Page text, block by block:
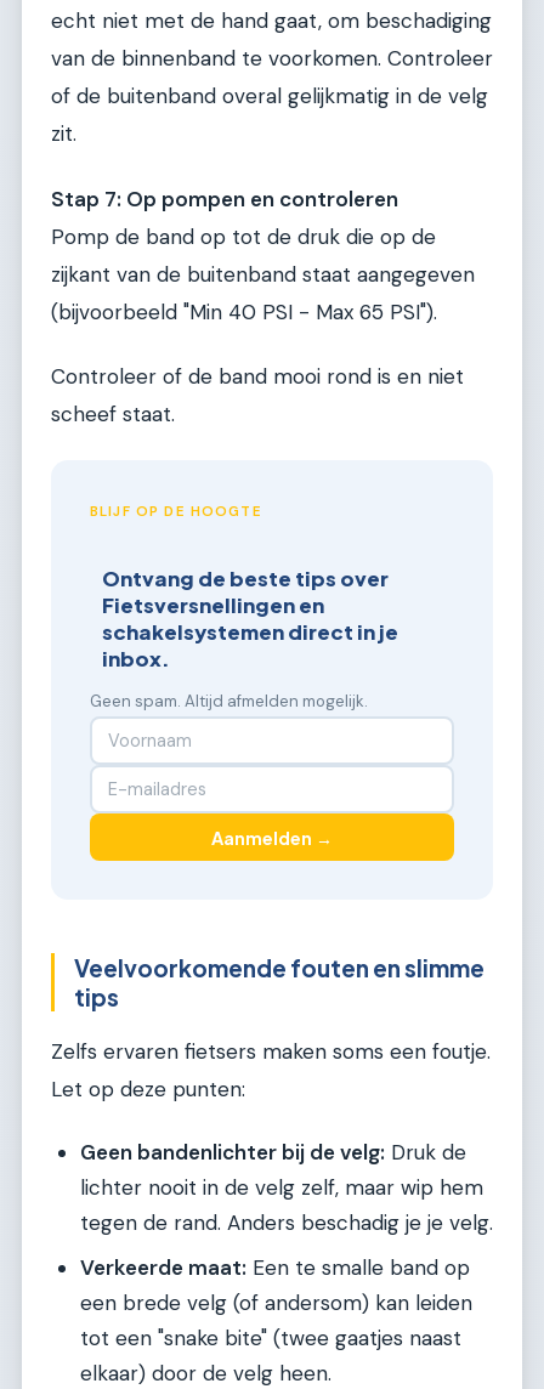
echt niet met de hand gaat, om beschadiging
van de binnenband te voorkomen. Controleer
of de buitenband overal gelijkmatig in de velg
zit.
Stap 7: Op pompen en controleren
Pomp de band op tot de druk die op de
zijkant van de buitenband staat aangegeven
(bijvoorbeeld "Min 40 PSI - Max 65 PSI").
Controleer of de band mooi rond is en niet
scheef staat.
BLIJF OP DE HOOGTE
Ontvang de beste tips over
Fietsversnellingen en
schakelsystemen direct in je
inbox.
Geen spam. Altijd afmelden mogelijk.
Aanmelden →
Veelvoorkomende fouten en slimme
tips
Zelfs ervaren fietsers maken soms een foutje.
Let op deze punten:
Geen bandenlichter bij de velg: Druk de
lichter nooit in de velg zelf, maar wip hem
tegen de rand. Anders beschadig je je velg.
Verkeerde maat: Een te smalle band op
een brede velg (of andersom) kan leiden
tot een "snake bite" (twee gaatjes naast
elkaar) door de velg heen.